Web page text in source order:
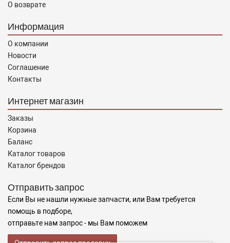
О возврате
Информация
О компании
Новости
Соглашение
Контакты
Интернет магазин
Заказы
Корзина
Баланс
Каталог товаров
Каталог брендов
Отправить запрос
Если Вы не нашли нужные запчасти, или Вам требуется
помощь в подборе,
отправьте нам запрос - мы Вам поможем